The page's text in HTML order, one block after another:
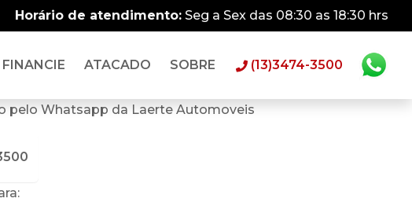
Horário de atendimento: Seg a Sex das 08:30 as 18:30 hrs
FINANCIE ATACADO SOBRE (13)3474-3500
pelo Whatsapp da Laerte Automoveis